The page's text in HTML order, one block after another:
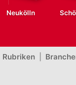
Neukölln
Rubriken